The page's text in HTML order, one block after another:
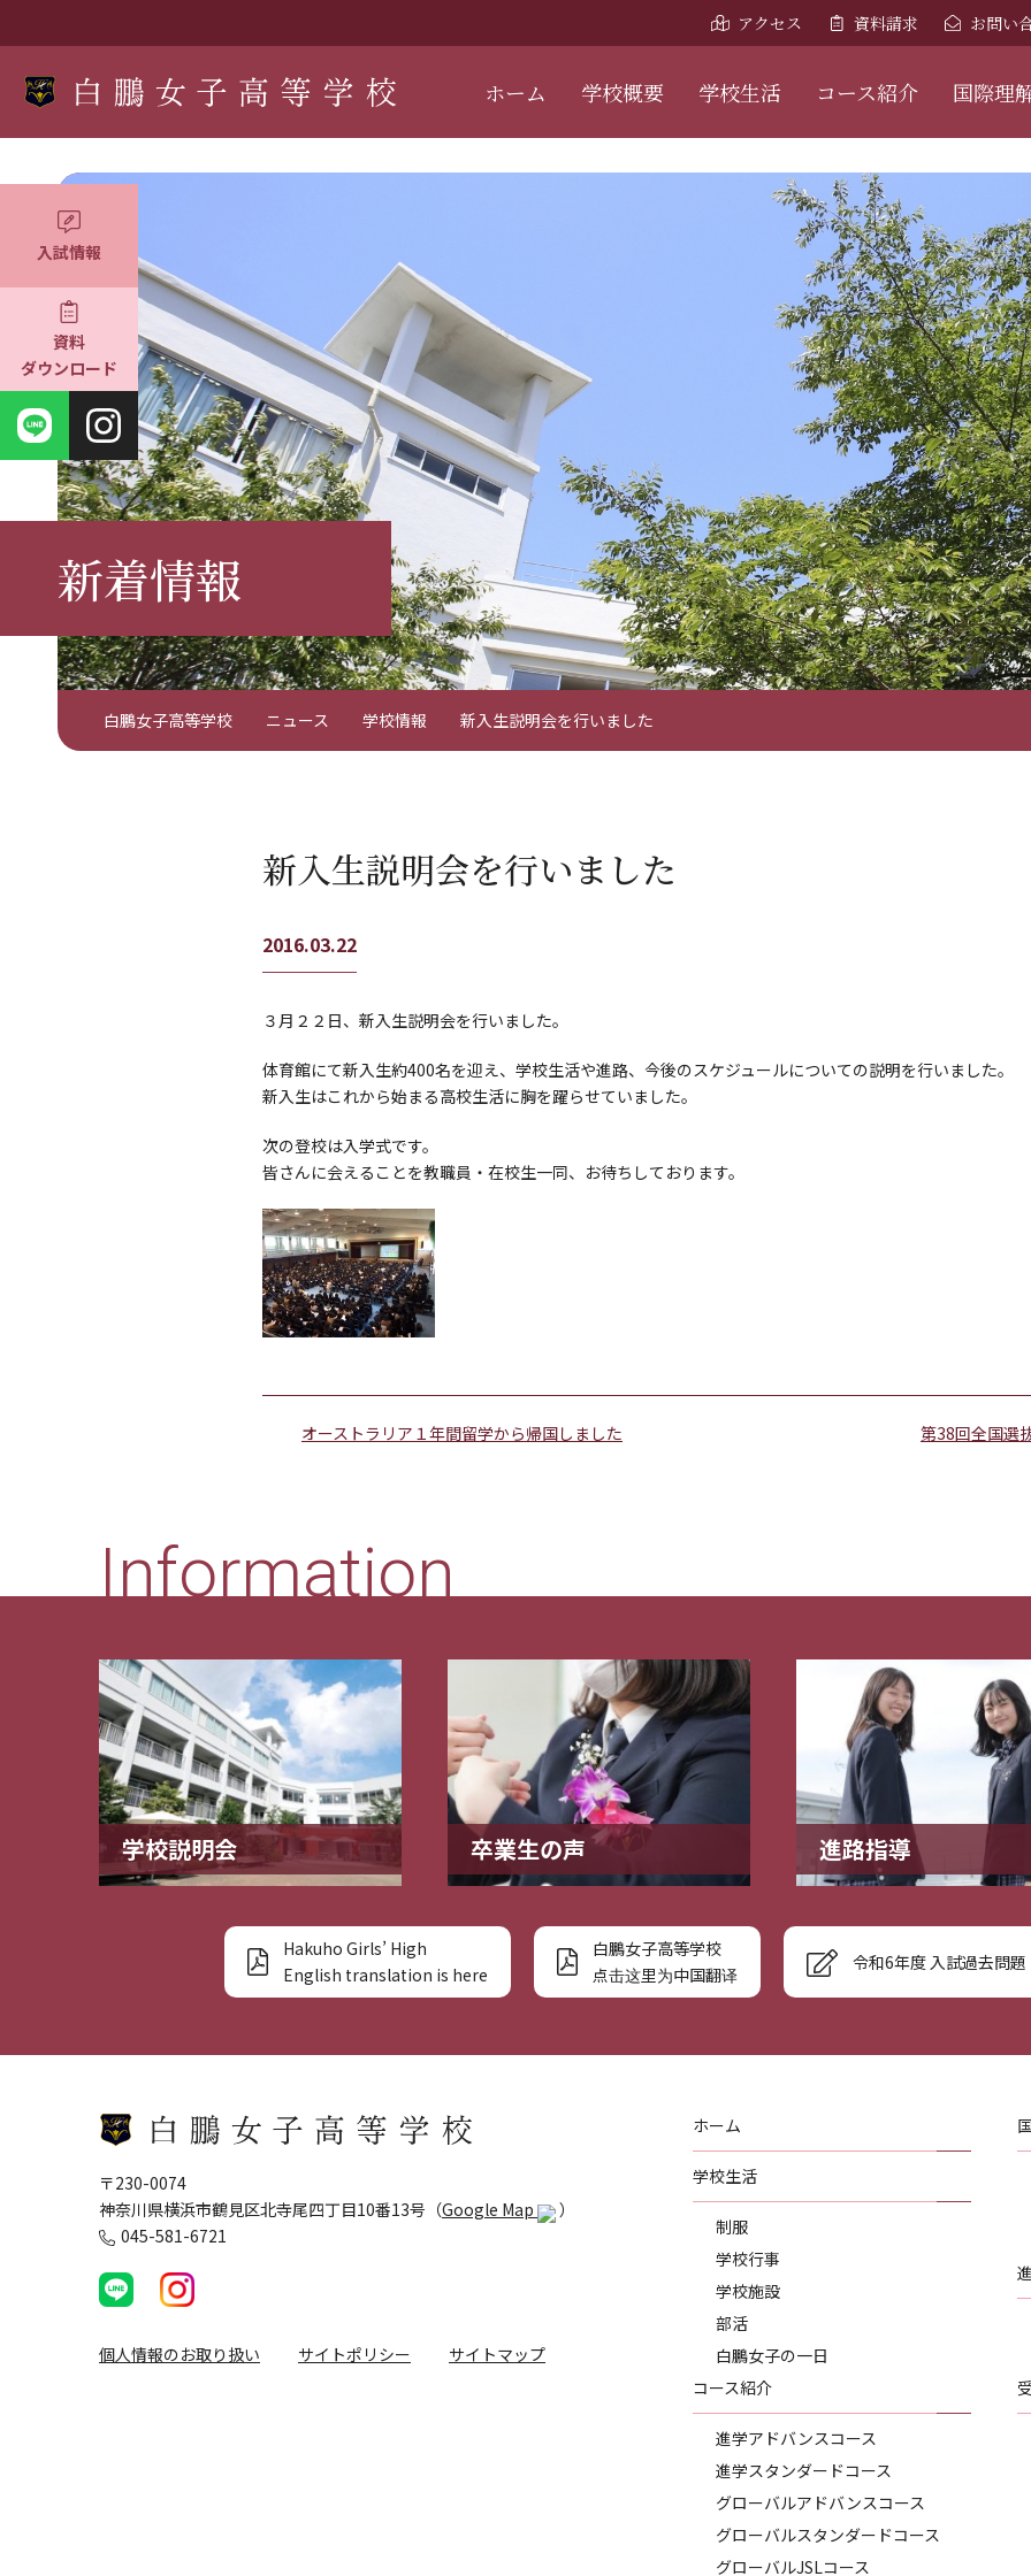
入試情報
資料
ダウンロード
アクセス 資料請求 お問い
ホーム 学校概要 学校生活 コース紹介 国際理
新着情報
白鵬女子高等学校 ニュース 学校情報 新入生説明会を行いました
新入生説明会を行いました
2016.03.22
３月２２日、新入生説明会を行いました。
体育館にて新入生約400名を迎え、学校生活や進路、今後のスケジュールについての説明を行いました。
新入生はこれから始まる高校生活に胸を躍らせていました。
次の登校は入学式です。
皆さんに会えることを教職員・在校生一同、お待ちしております。
オーストラリア１年間留学から帰国しました 第38回全国選
Information
学校説明会 卒業生の声 進路指導
Hakuho Girls’ High
English translation is here
白鵬女子高等学校
点击这里为中国翻译
令和6年度 入試過去問題
〒230-0074
神奈川県横浜市鶴見区北寺尾四丁目10番13号（Google Map
）
045-581-6721
個人情報のお取り扱い サイトポリシー サイトマップ
ホーム
学校生活
制服
学校行事
学校施設
部活
白鵬女子の一日
コース紹介
進学アドバンスコース
進学スタンダードコース
グローバルアドバンスコース
グローバルスタンダードコース
グローバルJSLコース